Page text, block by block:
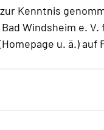
Kenntnis
Windsheim e. V.
u. ä.)